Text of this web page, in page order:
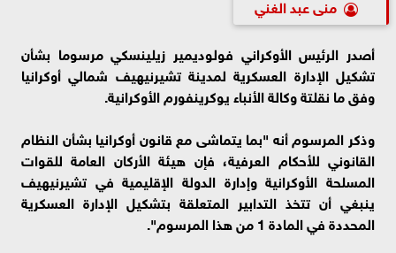
منى عبد الغني
أصدر الرئيس الأوكراني فولوديمير زيلينسكي مرسوما بشأن
تشكيل الإدارة العسكرية لمدينة تشيرنيهيف شمالي أوكرانيا
وفق ما نقلتة وكالة الأنباء يوكرينفورم الأوكرانية.
وذكر المرسوم أنه "بما يتماشى مع قانون أوكرانيا بشأن النظام
القانوني للأحكام العرفية، فإن هيئة الأركان العامة للقوات
المسلحة الأوكرانية وإدارة الدولة الإقليمية في تشيرنيهيف
ينبغي أن تتخذ التدابير المتعلقة بتشكيل الإدارة العسكرية
المحددة في المادة 1 من هذا المرسوم".